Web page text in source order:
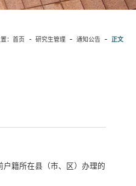
：首页 研究生管理 通知公告 正文
籍所在县（市、区）办理的